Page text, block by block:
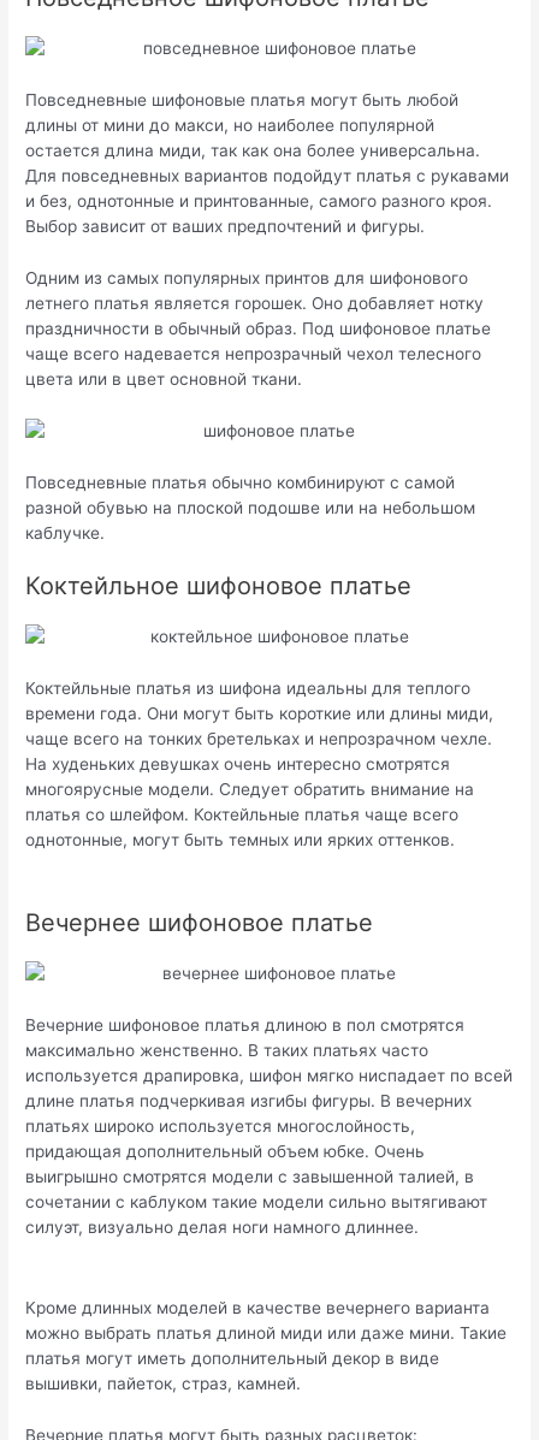
Повседневные шифоновые платья могут быть любой
длины от мини до макси, но наиболее популярной
остается длина миди, так как она более универсальна.
Для повседневных вариантов подойдут платья с рукавами
и без, однотонные и принтованные, самого разного кроя.
Выбор зависит от ваших предпочтений и фигуры.
Одним из самых популярных принтов для шифонового
летнего платья является горошек. Оно добавляет нотку
праздничности в обычный образ. Под шифоновое платье
чаще всего надевается непрозрачный чехол телесного
цвета или в цвет основной ткани.
Повседневные платья обычно комбинируют с самой
разной обувью на плоской подошве или на небольшом
каблучке.
Коктейльное шифоновое платье
Коктейльные платья из шифона идеальны для теплого
времени года. Они могут быть короткие или длины миди,
чаще всего на тонких бретельках и непрозрачном чехле.
На худеньких девушках очень интересно смотрятся
многоярусные модели. Следует обратить внимание на
платья со шлейфом. Коктейльные платья чаще всего
однотонные, могут быть темных или ярких оттенков.
Вечернее шифоновое платье
Вечерние шифоновое платья длиною в пол смотрятся
максимально женственно. В таких платьях часто
используется драпировка, шифон мягко ниспадает по всей
длине платья подчеркивая изгибы фигуры. В вечерних
платьях широко используется многослойность,
придающая дополнительный объем юбке. Очень
выигрышно смотрятся модели с завышенной талией, в
сочетании с каблуком такие модели сильно вытягивают
силуэт, визуально делая ноги намного длиннее.
Кроме длинных моделей в качестве вечернего варианта
можно выбрать платья длиной миди или даже мини. Такие
платья могут иметь дополнительный декор в виде
вышивки, пайеток, страз, камней.
Вечерние платья могут быть разных расцветок: